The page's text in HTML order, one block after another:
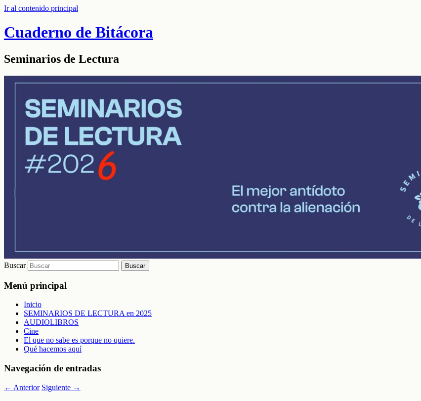
Ir al contenido principal
Cuaderno de Bitácora
Seminarios de Lectura
Buscar
Menú principal
Inicio
SEMINARIOS DE LECTURA en 2025
AUDIOLIBROS
Cine
El que no sabe es porque no quiere.
Qué hacemos aquí
Navegación de entradas
← Anterior Siguiente →